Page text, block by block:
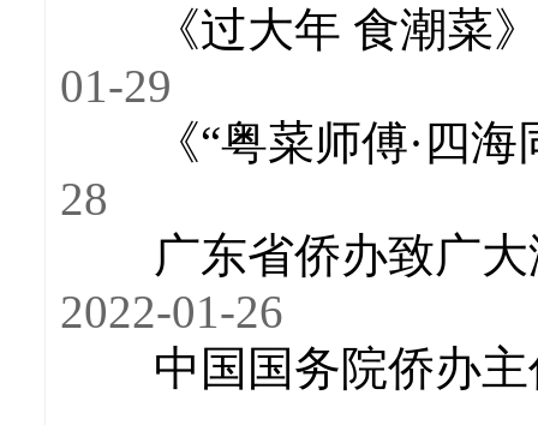
《过大年 食潮菜
01-29
《“粤菜师傅·四
28
广东省侨办致广
2022-01-26
中国国务院侨办